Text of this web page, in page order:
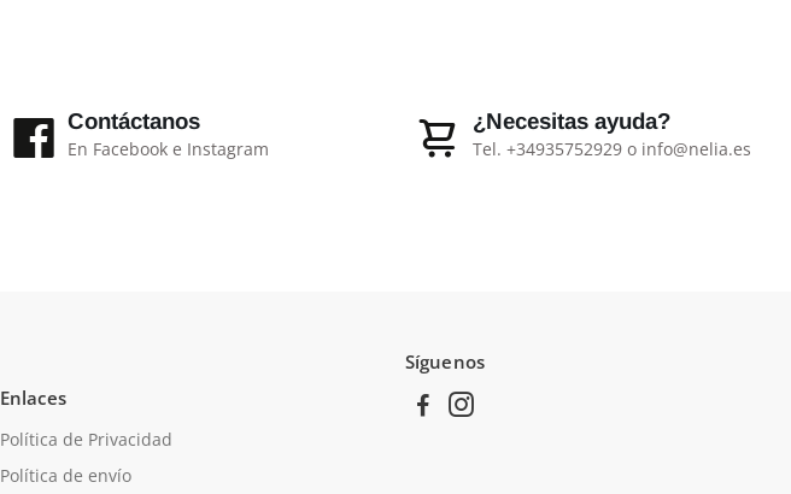
Contáctanos
En Facebook e Instagram
¿Necesitas ayuda?
Tel. +34935752929 o info@nelia.es
Enlaces
Política de Privacidad
Política de envío
Síguenos